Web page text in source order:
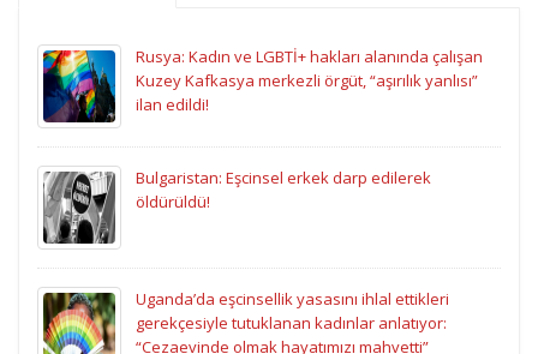
Rusya: Kadın ve LGBTİ+ hakları alanında çalışan
Kuzey Kafkasya merkezli örgüt, “aşırılık yanlısı”
ilan edildi!
Bulgaristan: Eşcinsel erkek darp edilerek
öldürüldü!
Uganda’da eşcinsellik yasasını ihlal ettikleri
gerekçesiyle tutuklanan kadınlar anlatıyor:
“Cezaevinde olmak hayatımızı mahvetti”